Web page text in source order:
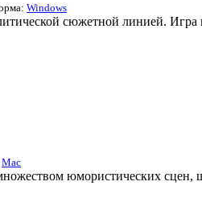
Windows
сюжетной линией.
Mac
юмористических сцен,